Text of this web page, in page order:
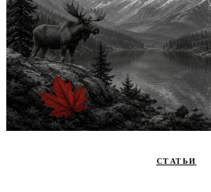
СТАТЬИ